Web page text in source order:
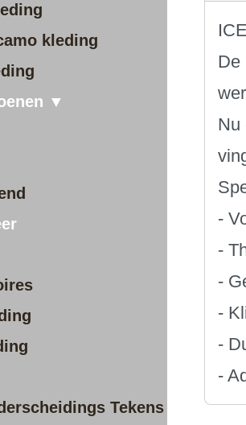
kleding
▼
Tekens
De
Nu
-
-
-
-
-
-